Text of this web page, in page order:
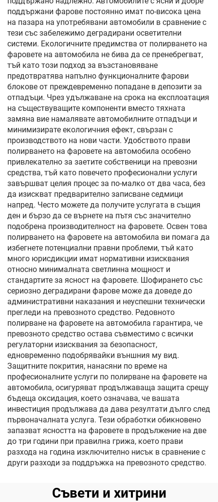
поддържани фарове постоянно имат по-висока цена
на пазара на употребявани автомобили в сравнение с
тези със забележимо деградирани осветителни
системи. Екологичните предимства от полирването на
фаровете на автомобила не бива да се пренебрегват,
тъй като този подход за възстановяване
предотвратява напълно функционалните фарови
блокове от преждевременно попадане в депозити за
отпадъци. Чрез удължаване на срока на експлоатация
на съществуващите компоненти вместо тяхната
замяна вие намалявате автомобилните отпадъци и
минимизирате екологичния ефект, свързан с
производството на нови части. Удобството прави
полирването на фаровете на автомобила особено
привлекателно за заетите собственици на превозни
средства, тъй като повечето професионални услуги
завършват целия процес за по-малко от два часа, без
да изискват предварително записване седмици
напред. Често можете да получите услугата в същия
ден и бързо да се върнете на пътя със значително
подобрена производителност на фаровете. Освен това
полирването на фаровете на автомобила ви помага да
избегнете потенциални правни проблеми, тъй като
много юрисдикции имат нормативни изисквания
относно минималната светлинна мощност и
стандартите за ясност на фаровете. Шофирането със
сериозно деградирани фарове може да доведе до
административни наказания и неуспешни технически
прегледи на превозното средство. Редовното
полирване на фаровете на автомобила гарантира, че
превозното средство остава съвместимо с всички
регулаторни изисквания за безопасност,
едновременно подобрявайки външния му вид.
Защитните покрития, нанасяни по време на
професионалните услуги по полирване на фаровете на
автомобила, осигуряват продължаваща защита срещу
бъдеща оксидация, което означава, че вашата
инвестиция продължава да дава резултати дълго след
първоначалната услуга. Тези обработки обикновено
запазват ясността на фаровете в продължение на две
до три години при правилна грижа, което прави
разхода на година изключително нисък в сравнение с
други разходи за поддръжка на превозното средство.
Съвети и хитрини